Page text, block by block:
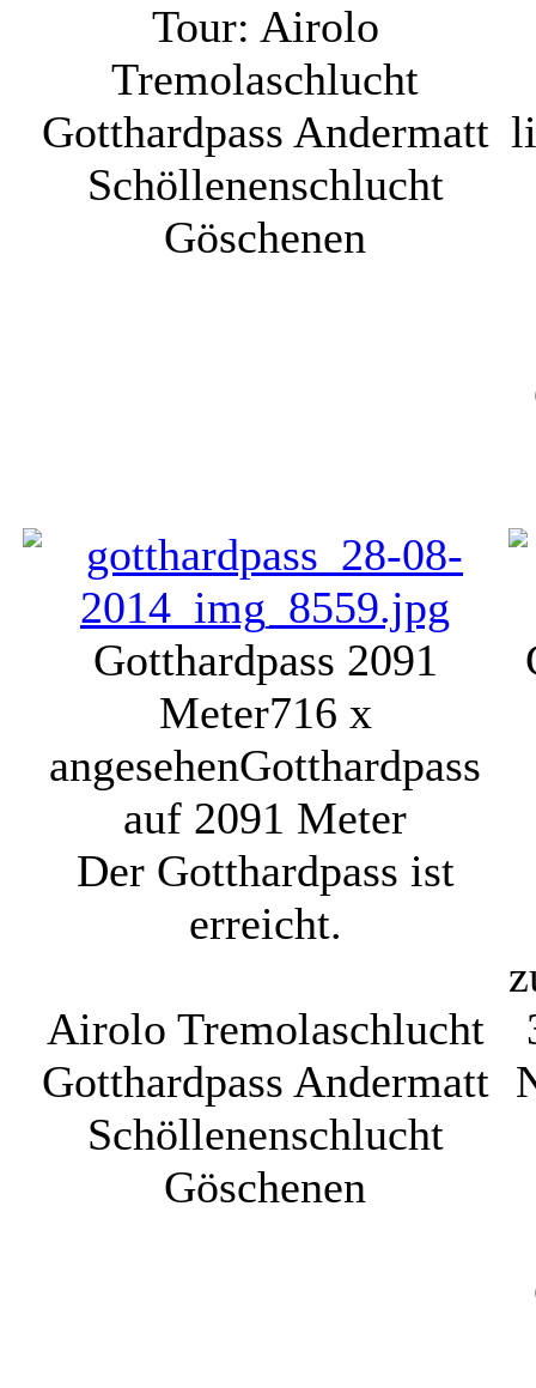
Tour: Airolo
Tremolaschlucht
Gotthardpass Andermatt
Schöllenenschlucht
Göschenen
Gotthardpass 2091
Meter716 x
angesehenGotthardpass
auf 2091 Meter
Der Gotthardpass ist
erreicht.
Airolo Tremolaschlucht
Gotthardpass Andermatt
Schöllenenschlucht
Göschenen